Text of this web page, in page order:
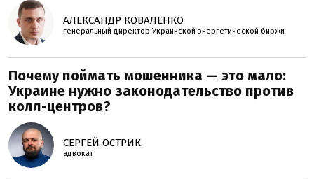
АЛЕКСАНДР КОВАЛЕНКО
генеральный директор Украинской энергетической биржи
Почему поймать мошенника — это мало:
Украине нужно законодательство против
колл-центров?
СЕРГЕЙ ОСТРИК
адвокат